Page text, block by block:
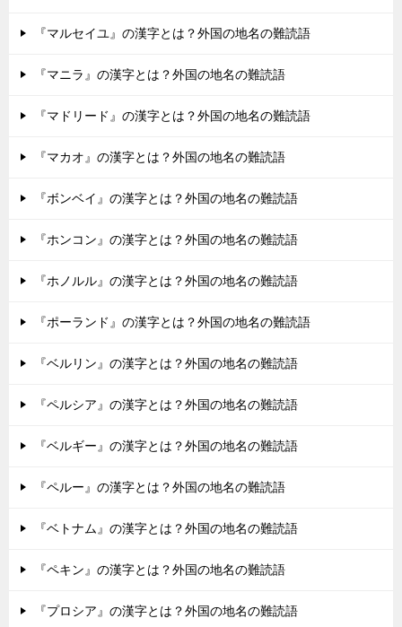
『マルセイユ』の漢字とは？外国の地名の難読語
『マニラ』の漢字とは？外国の地名の難読語
『マドリード』の漢字とは？外国の地名の難読語
『マカオ』の漢字とは？外国の地名の難読語
『ボンベイ』の漢字とは？外国の地名の難読語
『ホンコン』の漢字とは？外国の地名の難読語
『ホノルル』の漢字とは？外国の地名の難読語
『ポーランド』の漢字とは？外国の地名の難読語
『ベルリン』の漢字とは？外国の地名の難読語
『ペルシア』の漢字とは？外国の地名の難読語
『ベルギー』の漢字とは？外国の地名の難読語
『ペルー』の漢字とは？外国の地名の難読語
『ベトナム』の漢字とは？外国の地名の難読語
『ペキン』の漢字とは？外国の地名の難読語
『プロシア』の漢字とは？外国の地名の難読語